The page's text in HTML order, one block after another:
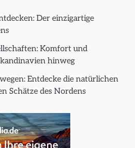
Der einzigartige
Komfort und
hinweg
Entdecke die natürlichen
Schätze des Nordens